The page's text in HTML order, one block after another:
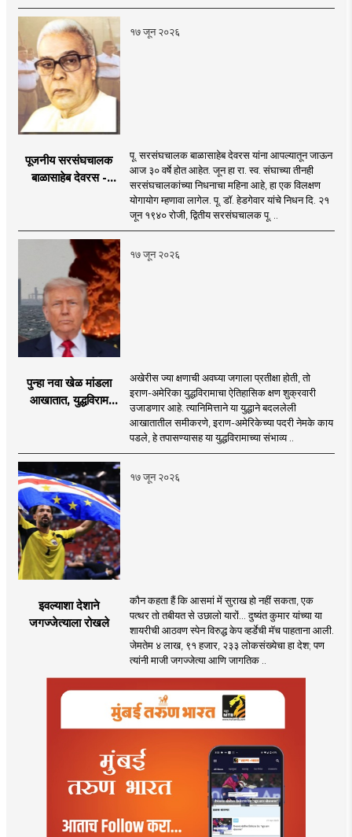
१७ जून २०२६
पूजनीय सरसंघचालक
बाळासाहेब देवरस -
पू. सरसंघचालक बाळासाहेब देवरस यांना आपल्यातून जाऊन
आज ३० वर्षे होत आहेत. जून हा रा. स्व. संघाच्या तीनही
सरसंघचालकांच्या निधनाचा महिना आहे, हा एक विलक्षण
योगायोग म्हणावा लागेल. पू. डॉ. हेडगेवार यांचे निधन दि. २१
जून १९४० रोजी, द्वितीय सरसंघचालक पू. ..
१७ जून २०२६
पुन्हा नवा खेळ मांडला
आखातात, युद्धविराम
अखेरीस ज्या क्षणाची अवघ्या जगाला प्रतीक्षा होती, तो
इराण-अमेरिका युद्धविरामाचा ऐतिहासिक क्षण शुक्रवारी
उजाडणार आहे. त्यानिमित्ताने या युद्धाने बदललेली
आखातातील समीकरणे, इराण-अमेरिकेच्या पदरी नेमके काय
पडले, हे तपासण्यासह या युद्धविरामाच्या संभाव्य ..
१७ जून २०२६
इवल्याशा देशाने
जगज्जेत्याला रोखले
कौन कहता हैं कि आसमां में सुराख हो नहीं सकता, एक
पत्थर तो तबीयत से उछालो यारों... दुष्यंत कुमार यांच्या या
शायरीची आठवण स्पेन विरुद्ध केप व्हर्डेची मॅच पाहताना आली.
जेमतेम ४ लाख, ९१ हजार, २३३ लोकसंख्येचा हा देश; पण
त्यांनी माजी जगज्जेत्या आणि जागतिक ..